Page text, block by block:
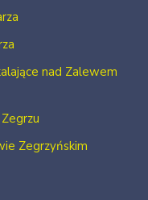
nad Zalewem
Zegrzyńskim